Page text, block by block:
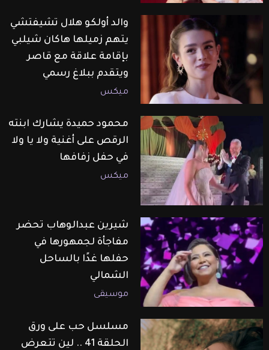
والد أولكو هلال تشيفتشي
يتهم زميلها هاكان شيلبي
بإقامة علاقة مع قاصر
ويتقدم ببلاغ رسمي
ميكس
محمود حميدة يشارك ابنته
الرقص على أغنية ولا يا ولا
في حفل زفافها
ميكس
شيرين عبدالوهاب تحضر
مفاجأة لجمهورها في
حفلها غدًا بالساحل
الشمالي
موسيقى
مسلسل حب على ورق
الحلقة 41 .. لين تتعرض